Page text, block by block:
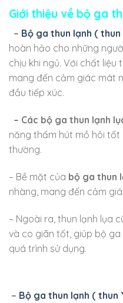
Giới thiệu về bộ ga
– Bộ ga thun lạnh ( thun
hoàn hảo cho những
chịu khi ngủ. Với chất
mang đến cảm giác mát
đầu tiếp xúc.
– Các bộ ga thun lạnh
năng thấm hút mồ hôi
thường.
– Bề mặt của bộ ga thun
nhàng, mang đến cảm
– Ngoài ra, thun lạnh lụa
và co giãn tốt, giúp bộ
quá trình sử dụng.
– Bộ ga thun lạnh ( thun